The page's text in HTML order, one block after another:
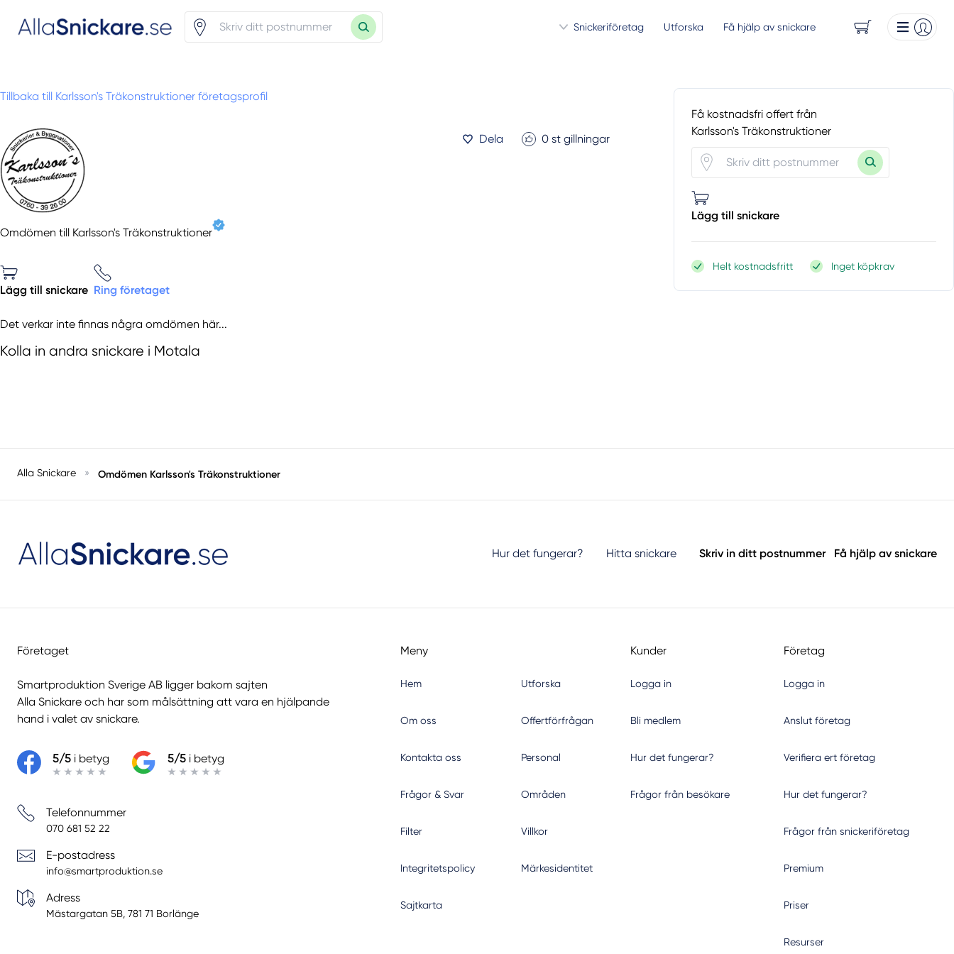
Snickeriföretag Utforska Få hjälp av snickare
Tillbaka till Karlsson's Träkonstruktioner företagsprofil
Dela 0 st gillningar
Omdömen till Karlsson's Träkonstruktioner
Lägg till snickare Ring företaget
Det verkar inte finnas några omdömen här...
Kolla in andra snickare i Motala
Få kostnadsfri offert från
Karlsson's Träkonstruktioner
Lägg till snickare
Helt kostnadsfritt Inget köpkrav
Alla Snickare » Omdömen Karlsson's Träkonstruktioner
Hur det fungerar? Hitta snickare Skriv in ditt postnummer Få hjälp av snickare
Företaget
Smartproduktion Sverige AB ligger bakom sajten
Alla Snickare och har som målsättning att vara en hjälpande
hand i valet av snickare.
5/5 i betyg 5/5 i betyg
Telefonnummer
070 681 52 22
E-postadress
info@smartproduktion.se
Adress
Mästargatan 5B, 781 71 Borlänge
Meny
Hem Utforska
Om oss Offertförfrågan
Kontakta oss Personal
Frågor & Svar Områden
Filter Villkor
Integritetspolicy Märkesidentitet
Sajtkarta
Kunder
Logga in
Bli medlem
Hur det fungerar?
Frågor från besökare
Företag
Logga in
Anslut företag
Verifiera ert företag
Hur det fungerar?
Frågor från snickeriföretag
Premium
Priser
Resurser